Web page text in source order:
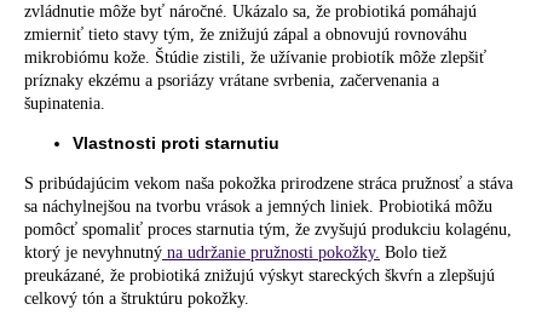
zvládnutie môže byť náročné. Ukázalo sa, že probiotiká pomáhajú
zmierniť tieto stavy tým, že znižujú zápal a obnovujú rovnováhu
mikrobiómu kože. Štúdie zistili, že užívanie probiotík môže zlepšiť
príznaky ekzému a psoriázy vrátane svrbenia, začervenania a
šupinatenia.
Vlastnosti proti starnutiu
S pribúdajúcim vekom naša pokožka prirodzene stráca pružnosť a stáva
sa náchylnejšou na tvorbu vrások a jemných liniek. Probiotiká môžu
pomôcť spomaliť proces starnutia tým, že zvyšujú produkciu kolagénu,
ktorý je nevyhnutný na udržanie pružnosti pokožky. Bolo tiež
preukázané, že probiotiká znižujú výskyt stareckých škvŕn a zlepšujú
celkový tón a štruktúru pokožky.